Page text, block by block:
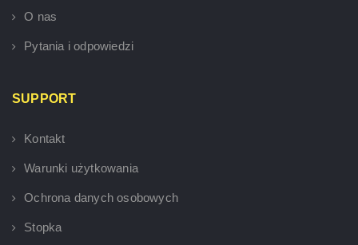
O nas
Pytania i odpowiedzi
SUPPORT
Kontakt
Warunki użytkowania
Ochrona danych osobowych
Stopka